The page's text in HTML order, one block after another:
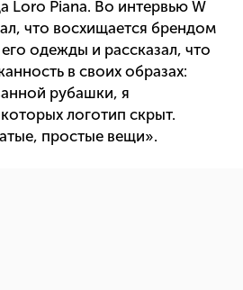
Loro Piana. Во интервью W
что восхищается брендом
одежды и рассказал, что
в своих образах:
рубашки, я
логотип скрыт.
простые вещи».